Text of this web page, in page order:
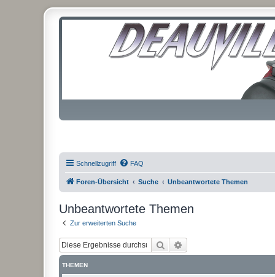
Schnellzugriff FAQ
Foren-Übersicht Suche Unbeantwortete Themen
Unbeantwortete Themen
Zur erweiterten Suche
Suche
THEMEN